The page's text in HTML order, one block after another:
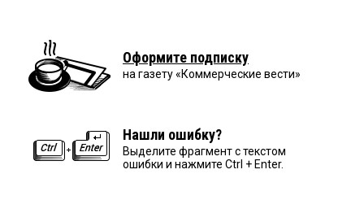
Оформите подписку
на газету «Коммерческие вести»
Нашли ошибку?
Выделите фрагмент с текстом
ошибки и нажмите Ctrl + Enter.